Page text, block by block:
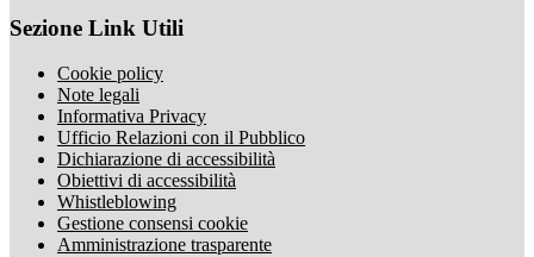
Sezione Link Utili
Cookie policy
Note legali
Informativa Privacy
Ufficio Relazioni con il Pubblico
Dichiarazione di accessibilità
Obiettivi di accessibilità
Whistleblowing
Gestione consensi cookie
Amministrazione trasparente